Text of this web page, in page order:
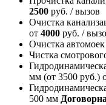
2500 руб. / вызов
Очистка
от 4000 руб. /
Очистка автомоек
Чистка
мм (от 3500 руб.)
500 мм